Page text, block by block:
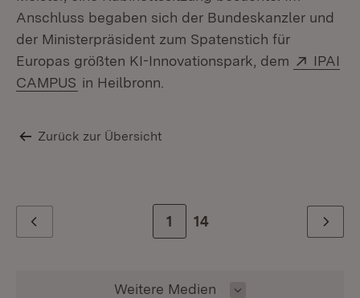
Anschluss begaben sich der Bundeskanzler und
der Ministerpräsident zum Spatenstich für
Europas größten KI-Innovationspark, dem
Extern:
IPAI
CAMPUS (Öffnet in neuem Fenster)
in Heilbronn.
Zurück zur Übersicht
Zur Seite
1 Zur letzten Seite
14 Weiter
Inhalt auswählen
Weitere Medien